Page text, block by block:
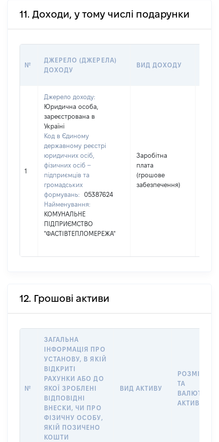
11. Доходи, у тому числі подарунки
№
ДЖЕРЕЛО (ДЖЕРЕЛА)
ДОХОДУ
ВИД ДОХОДУ
1
Джерело доходу:
Юридична особа,
зареєстрована в
Україні
Код в Єдиному
державному реєстрі
юридичних осіб,
фізичних осіб –
підприємців та
громадських
формувань:
05387624
Найменування:
КОМУНАЛЬНЕ
ПІДПРИЄМСТВО
"ФАСТІВТЕПЛОМЕРЕЖА"
Заробітна
плата
(грошове
забезпечення)
12. Грошові активи
№
ЗАГАЛЬНА
ІНФОРМАЦІЯ ПРО
УСТАНОВУ, В ЯКІЙ
ВІДКРИТІ
РАХУНКИ АБО ДО
ЯКОЇ ЗРОБЛЕНІ
ВІДПОВІДНІ
ВНЕСКИ, ЧИ ПРО
ФІЗИЧНУ ОСОБУ,
ЯКІЙ ПОЗИЧЕНО
КОШТИ
ВИД АКТИВУ
РОЗМІР
ТА
ВАЛЮТА
АКТИВУ